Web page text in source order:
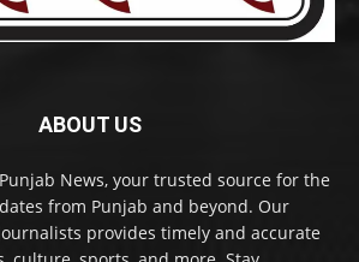
ABOUT US
News, your trusted source for the
from Punjab and beyond. Our
provides timely and accurate